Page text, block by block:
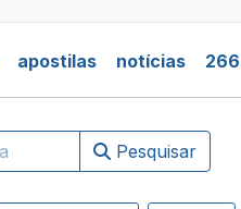
apostilas notícias
Pesquisar